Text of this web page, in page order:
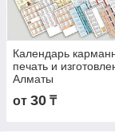
Календарь
печать и
Алматы
от 30 ₸